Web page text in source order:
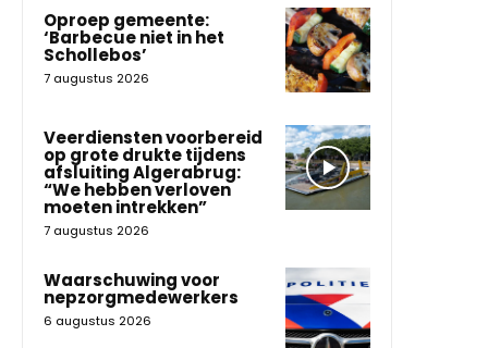
Oproep gemeente:
‘Barbecue niet in het
Schollebos’
7 augustus 2026
Veerdiensten voorbereid
op grote drukte tijdens
afsluiting Algerabrug:
“We hebben verloven
moeten intrekken”
7 augustus 2026
Waarschuwing voor
nepzorgmedewerkers
6 augustus 2026